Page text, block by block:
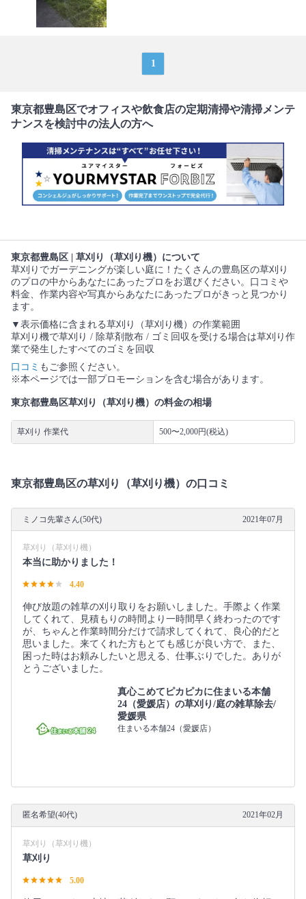
1
東京都豊島区でオフィスや飲食店の定期清掃や清掃メンテ
ナンスを検討中の法人の方へ
東京都豊島区 | 草刈り（草刈り機）について
草刈りでガーデニングが楽しい庭に！たくさんの豊島区の草刈り
のプロの中からあなたにあったプロをお選びください。口コミや
料金、作業内容や写真からあなたにあったプロがきっと見つかり
ます。
▼表示価格に含まれる草刈り（草刈り機）の作業範囲
草刈り機で草刈り / 除草剤散布 / ゴミ回収を受ける場合は草刈り作
業で発生したすべてのゴミを回収
口コミ もご参照ください。
※本ページでは一部プロモーションを含む場合があります。
東京都豊島区草刈り（草刈り機）の料金の相場
草刈り 作業代 500〜2,000円(税込)
東京都豊島区の草刈り（草刈り機）の口コミ
ミノコ先輩さん(50代) 2021年07月
草刈り（草刈り機）
本当に助かりました！
4.40
伸び放題の雑草の刈り取りをお願いしました。手際よく作業
してくれて、見積もりの時間より一時間早く終わったのです
が、ちゃんと作業時間分だけで請求してくれて、良心的だと
思いました。来てくれた方もとても感じが良い方で、また、
困った時はお頼みしたいと思える、仕事ぶりでした。ありが
とうございました。
真心こめてピカピカに住まいる本舗
24（愛媛店）の草刈り/庭の雑草除去/
愛媛県
住まいる本舗24（愛媛店）
匿名希望(40代) 2021年02月
草刈り（草刈り機）
草刈り
5.00